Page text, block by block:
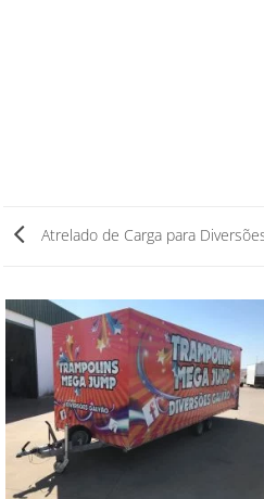
Atrelado de Carga para